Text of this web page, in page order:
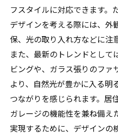
フスタイルに対応できます。
デザインを考える際には、外
保、光の取り入れ方などに注
また、最新のトレンドとして
ビングや、ガラス張りのファ
より、自然光が豊かに入る明
つながりを感じられます。居
ガレージの機能性を兼ね備え
実現するために、デザインの